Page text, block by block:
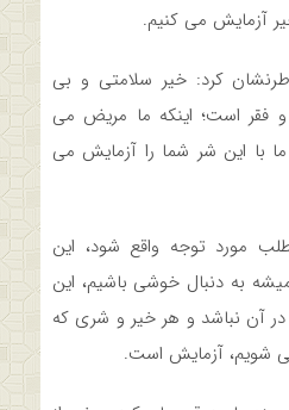
آزمایش می کنیم.
کرد: خیر سلامتی و بی
فقر است؛ اینکه ما مریض می
با این شر شما را آزمایش می
مورد توجه واقع شود، این
به دنبال خوشی باشیم، این
آن نباشد و هر خیر و شری که
شویم، آزمایش است.